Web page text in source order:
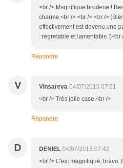
<br /> Magnifique broderie !
charme.<br /> <br /> <br />
effectivement est devenu une
: regretable et lamentable !)<br
Répondre
V Vinsareva 04/07/2013 07:51
<br /> Très jolie case.<br />
Répondre
D DENIEL 04/07/2013 07:42
<br /> C'est magnifique, bravo.